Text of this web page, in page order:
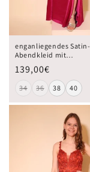
enganliegendes Satin-
Abendkleid mit
Schnürung, pink
139,00€
34 36 38 40